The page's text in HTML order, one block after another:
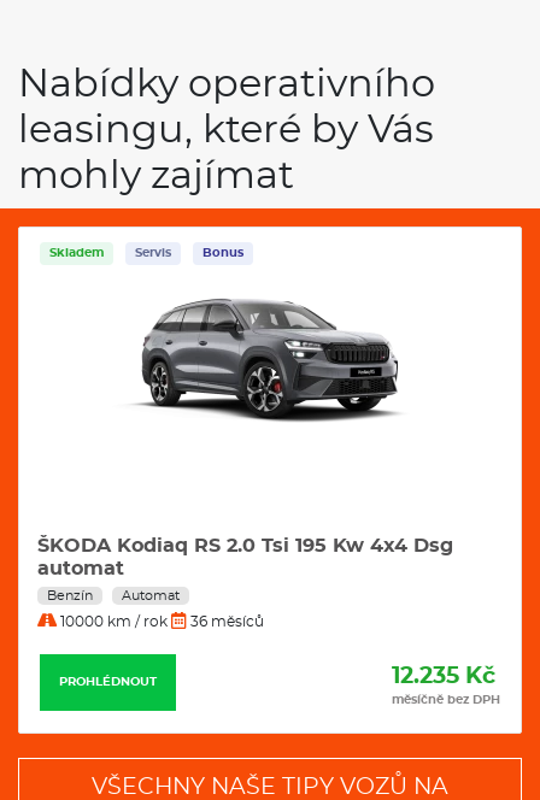
Nabídky operativního
leasingu, které by Vás
mohly zajímat
Skladem Servis Bonus
ŠKODA Kodiaq RS 2.0 Tsi 195 Kw 4x4 Dsg
automat
Benzín Automat
10000 km / rok 36 měsíců
PROHLÉDNOUT 12.235 Kč
měsíčně bez DPH
VŠECHNY NAŠE TIPY VOZŮ NA